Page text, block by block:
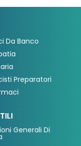
Da Banco
Preparatori
Generali Di